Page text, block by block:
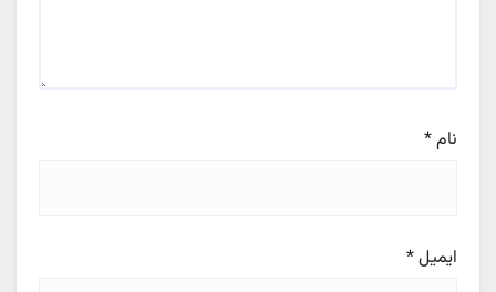
نام*
ایمیل*